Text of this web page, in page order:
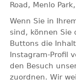
Road, Menlo
Wenn Sie in
sind, können Sie
Buttons die
Instagram-Profil
den Besuch
zuordnen. Wir